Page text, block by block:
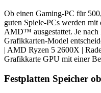
Ob einen Gaming-PC für
guten Spiele-PCs werden
AMD™ ausgestattet. Je
Grafikkarten-Model
| AMD Ryzen 5 2600X |
Grafikkarte GPU mit einer
Festplatten Speicher